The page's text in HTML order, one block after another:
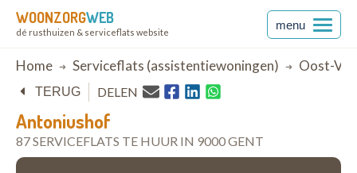
WOONZORGWEB
dé rusthuizen & serviceflats website
menu
Breadcrumb
Home Serviceflats (assistentiewoningen) Oost-
Antoniushof
87 SERVICEFLATS TE HUUR IN 9000 GENT
TERUG DELEN